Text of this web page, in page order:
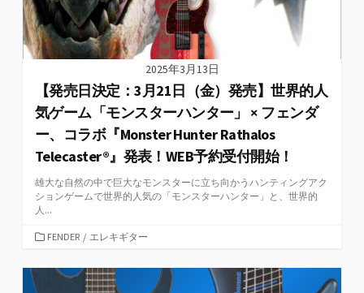
2025年3月13日
【発売日決定：3月21日（金）発売】世界的人
気ゲーム「モンスターハンター」 × フェンダ
ー、コラボ『Monster Hunter Rathalos
Telecaster®』発表！WEB予約受付開始！
雄大な自然の中で巨大なモンスターに立ち向かうハンティングアク
ションゲームで世界的人気の「モンスターハンター」と、世界的
人...
カ
ゴ
FENDER / エレキギター